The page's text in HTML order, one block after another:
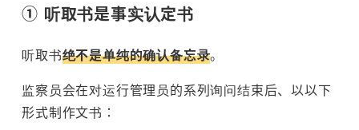
① 听取书是事实认定书
听取书绝不是单纯的确认备忘录。
监察员会在对运行管理员的系列询问结束后、以以下
形式制作文书：